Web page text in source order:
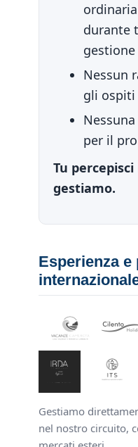
durante
gestione
Nessun
gli ospiti
per il
Tu
gestiamo.
Esperienza e
Gestiamo
nel nostro circuito,